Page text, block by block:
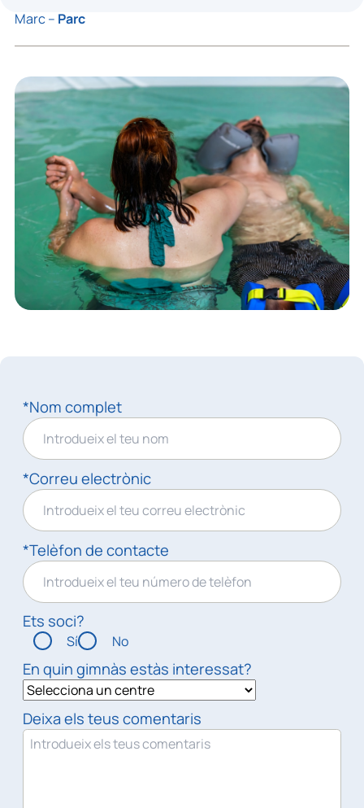
Marc – Parc
*Nom complet
*Correu electrònic
*Telèfon de contacte
Ets soci?
Sí No
En quin gimnàs estàs interessat?
Deixa els teus comentaris